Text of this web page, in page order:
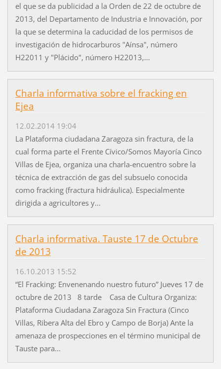
el que se da publicidad a la Orden de 22 de octubre de
2013, del Departamento de Industria e Innovación, por
la que se determina la caducidad de los permisos de
investigación de hidrocarburos "Aínsa", número
H22011 y "Plácido", número H22013,...
Charla informativa sobre el fracking en
Ejea
12.02.2014 19:04
La Plataforma ciudadana Zaragoza sin fractura, de la
cual forma parte el Frente Cívico/Somos Mayoría Cinco
Villas de Ejea, organiza una charla-encuentro sobre la
técnica de extracción de gas del subsuelo conocida
como fracking (fractura hidráulica). Especialmente
dirigida a agricultores y...
Charla informativa. Tauste 17 de Octubre
de 2013
16.10.2013 15:52
“El Fracking: Envenenando nuestro futuro” Jueves 17 de
octubre de 2013 8 tarde Casa de Cultura Organiza:
Plataforma Ciudadana Zaragoza Sin Fractura (Cinco
Villas, Ribera Alta del Ebro y Campo de Borja) Ante la
amenaza de prospecciones en el término municipal de
Tauste para...